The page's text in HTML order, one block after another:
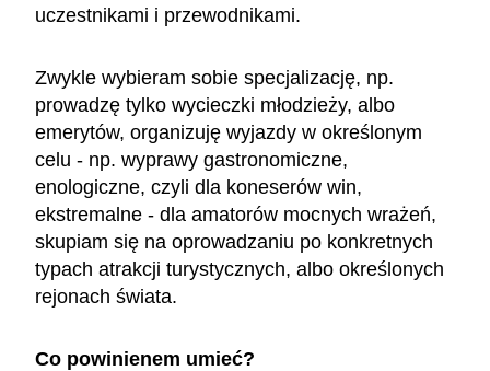
uczestnikami i przewodnikami.
Zwykle wybieram sobie specjalizację, np.
prowadzę tylko wycieczki młodzieży, albo
emerytów, organizuję wyjazdy w określonym
celu - np. wyprawy gastronomiczne,
enologiczne, czyli dla koneserów win,
ekstremalne - dla amatorów mocnych wrażeń,
skupiam się na oprowadzaniu po konkretnych
typach atrakcji turystycznych, albo określonych
rejonach świata.
Co powinienem umieć?